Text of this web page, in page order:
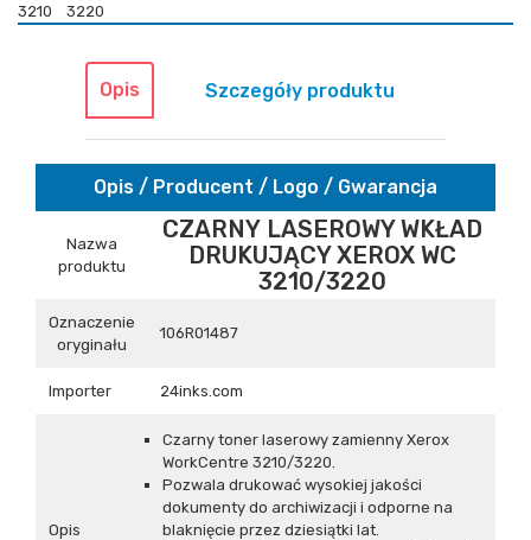
3210 3220
Opis Szczegóły produktu
Opis / Producent / Logo / Gwarancja
Nazwa
produktu
CZARNY LASEROWY WKŁAD
DRUKUJĄCY XEROX WC
3210/3220
Oznaczenie
oryginału
106R01487
Importer 24inks.com
Opis
Czarny toner laserowy zamienny Xerox
WorkCentre 3210/3220.
Pozwala drukować wysokiej jakości
dokumenty do archiwizacji i odporne na
blaknięcie przez dziesiątki lat.